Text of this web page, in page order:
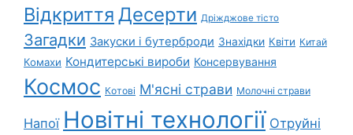
Відкриття Десерти Дріжджове тісто
Загадки Закуски і бутерброди Знахідки Квіти Китай
Комахи Кондитерські вироби Консервування
Космос Котові М'ясні страви Молочні страви
Напої Новітні технології Отруйні